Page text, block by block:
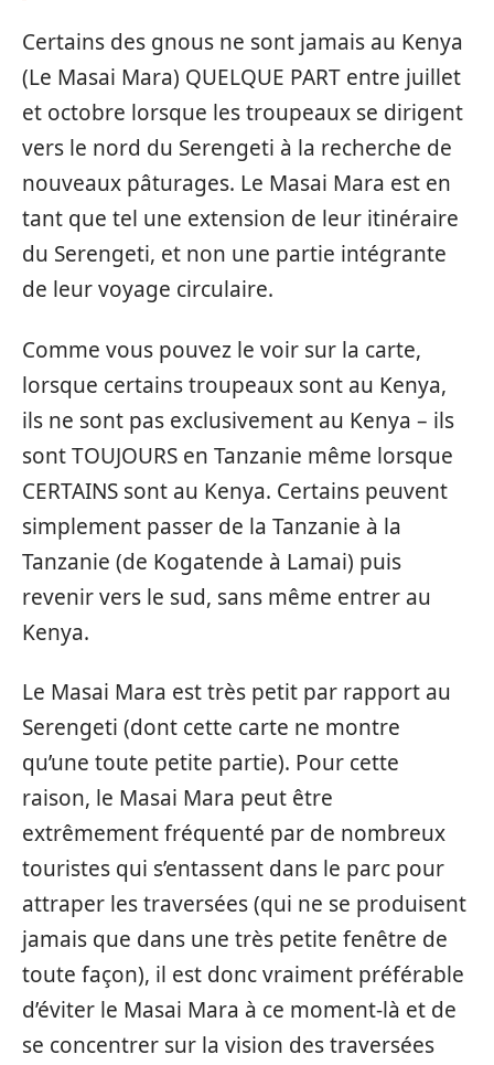
Certains des gnous ne sont jamais au Kenya
(Le Masai Mara) QUELQUE PART entre juillet
et octobre lorsque les troupeaux se dirigent
vers le nord du Serengeti à la recherche de
nouveaux pâturages. Le Masai Mara est en
tant que tel une extension de leur itinéraire
du Serengeti, et non une partie intégrante
de leur voyage circulaire.
Comme vous pouvez le voir sur la carte,
lorsque certains troupeaux sont au Kenya,
ils ne sont pas exclusivement au Kenya – ils
sont TOUJOURS en Tanzanie même lorsque
CERTAINS sont au Kenya. Certains peuvent
simplement passer de la Tanzanie à la
Tanzanie (de Kogatende à Lamai) puis
revenir vers le sud, sans même entrer au
Kenya.
Le Masai Mara est très petit par rapport au
Serengeti (dont cette carte ne montre
qu’une toute petite partie). Pour cette
raison, le Masai Mara peut être
extrêmement fréquenté par de nombreux
touristes qui s’entassent dans le parc pour
attraper les traversées (qui ne se produisent
jamais que dans une très petite fenêtre de
toute façon), il est donc vraiment préférable
d’éviter le Masai Mara à ce moment-là et de
se concentrer sur la vision des traversées